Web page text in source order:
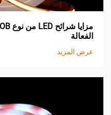
الفعالة
عرض المزيد